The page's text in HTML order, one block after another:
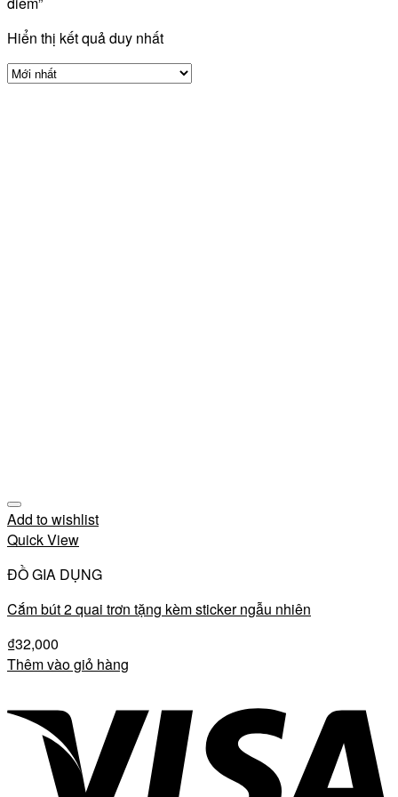
Hiển thị kết quả duy nhất
Add to wishlist
Quick View
ĐỒ GIA DỤNG
Cắm bút 2 quai trơn tặng kèm sticker ngẫu nhiên
₫32,000
Thêm vào giỏ hàng